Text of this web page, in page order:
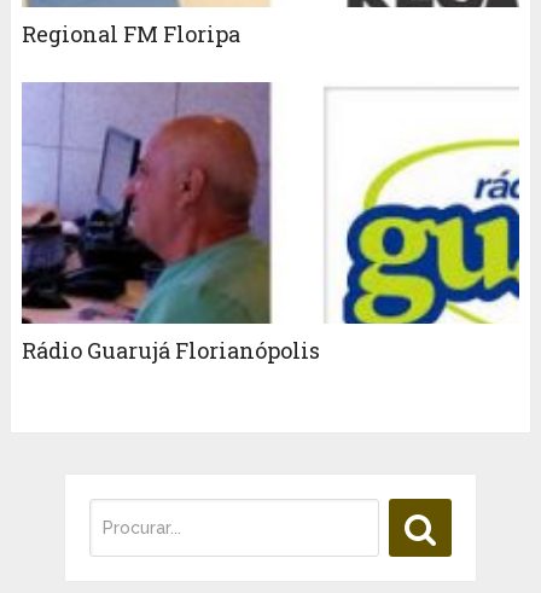
Regional FM Floripa
Rádio Guarujá Florianópolis